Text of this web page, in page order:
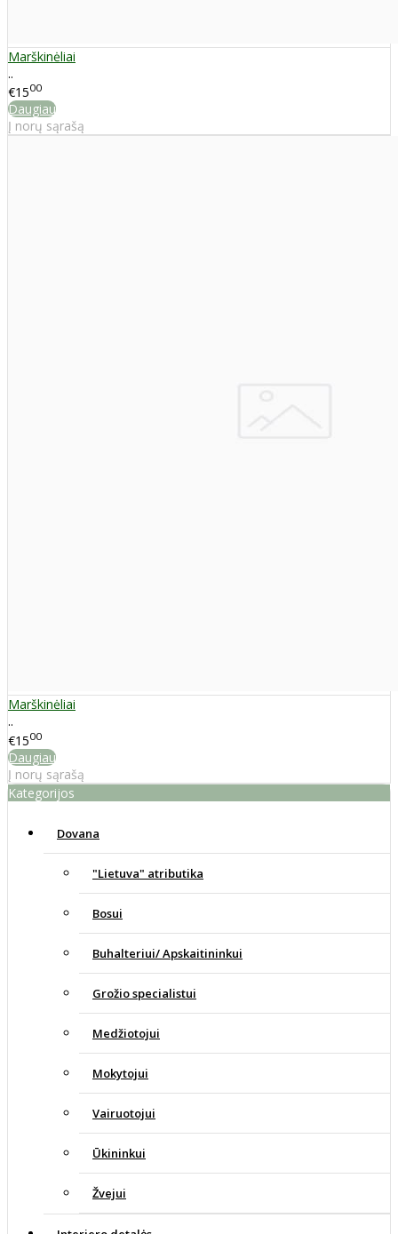
Marškinėliai
..
€1500
Daugiau
Į norų sąrašą
Marškinėliai
..
€1500
Daugiau
Į norų sąrašą
Kategorijos
Dovana
"Lietuva" atributika
Bosui
Buhalteriui/ Apskaitininkui
Grožio specialistui
Medžiotojui
Mokytojui
Vairuotojui
Ūkininkui
Žvejui